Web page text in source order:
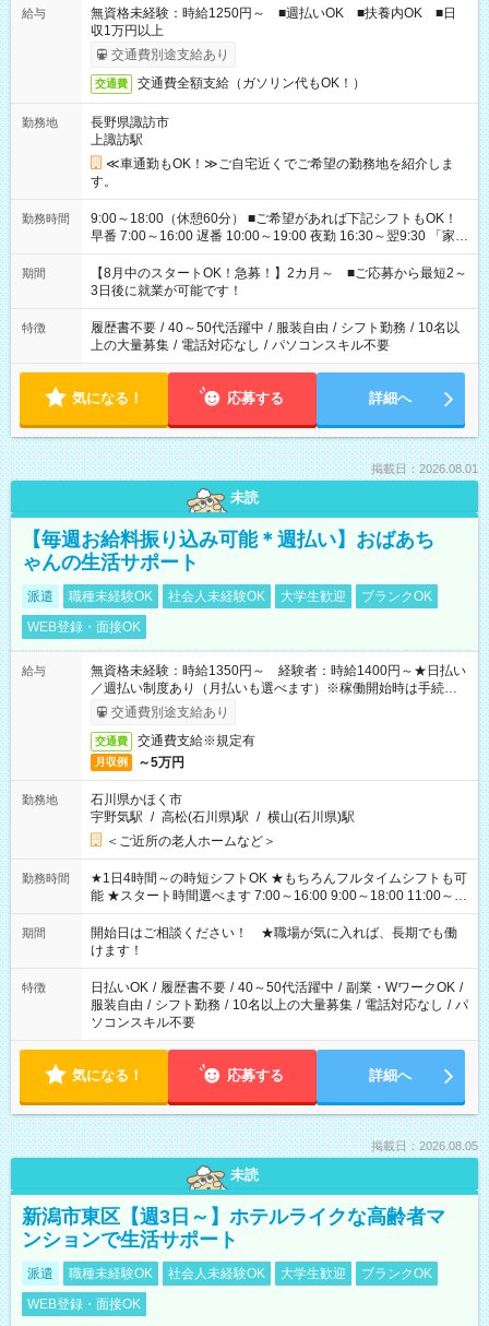
給与
無資格未経験：時給1250円～ ■週払いOK ■扶養内OK ■日
収1万円以上
交通費別途支給あり
交通費 交通費全額支給（ガソリン代もOK！）
勤務地
長野県諏訪市
上諏訪駅
≪車通勤もOK！≫ご自宅近くでご希望の勤務地を紹介しま
す。
勤務時間
9:00～18:00（休憩60分） ■ご希望があれば下記シフトもOK！
早番 7:00～16:00 遅番 10:00～19:00 夜勤 16:30～翌9:30 「家族
と休みを合わせたい」 「余裕を持って夕飯の準備がしたい」
「できれば残業はしたくない」 など、ご希望を教えてください
ね。 ※Wワーク希望の方へ 今ご覧のお仕事で希望する勤務時間
と、もう1つのお仕事の勤務時間。 合計で週40時間を超える場
合は応募できません。
期間
【8月中のスタートOK！急募！】2カ月～ ■ご応募から最短2～
3日後に就業が可能です！
特徴 履歴書不要 / 40～50代活躍中 / 服装自由 / シフト勤務 / 10名以
上の大量募集 / 電話対応なし / パソコンスキル不要
気になる！ 応募する 詳細へ
掲載日：2026.08.01
未読
【毎週お給料振り込み可能＊週払い】おばあち
ゃんの生活サポート
派遣 職種未経験OK 社会人未経験OK 大学生歓迎
ブランクOK
WEB登録・面接OK
給与
無資格未経験：時給1350円～ 経験者：時給1400円～★日払い
／週払い制度あり（月払いも選べます）※稼働開始時は手続き完
了次第のお支払いとなります。
交通費別途支給あり
交通費 交通費支給※規定有
月収例 ～5万円
勤務地
石川県かほく市
宇野気駅 / 高松(石川県)駅 / 横山(石川県)駅
＜ご近所の老人ホームなど＞
勤務時間
★1日4時間～の時短シフトOK ★もちろんフルタイムシフトも可
能 ★スタート時間選べます 7:00～16:00 9:00～18:00 11:00～
20:00 など 残業なし！ ※Wワークの場合、他のお仕事と合わせ
週40時間超の就業はご案内できません ※法令に基づき、週20時
間以上勤務は社会保険への加入対象となります ※労働者派遣法
（日雇い派遣の原則禁止）により、短時間・短期間の就業はご
案内が難しい場合があります
期間
開始日はご相談ください！ ★職場が気に入れば、長期でも働
けます！
特徴 日払いOK / 履歴書不要 / 40～50代活躍中 / 副業・WワークOK /
服装自由 / シフト勤務 / 10名以上の大量募集 / 電話対応なし / パ
ソコンスキル不要
気になる！ 応募する 詳細へ
掲載日：2026.08.05
未読
新潟市東区【週3日～】ホテルライクな高齢者マ
ンションで生活サポート
派遣 職種未経験OK 社会人未経験OK 大学生歓迎
ブランクOK
WEB登録・面接OK